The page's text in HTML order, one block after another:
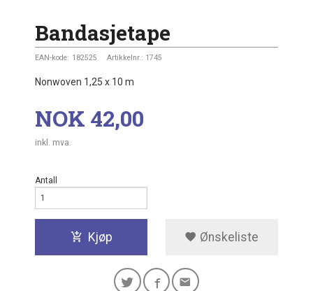
Bandasjetape
EAN-kode: 182525 Artikkelnr.: 1745
Nonwoven 1,25 x 10 m
Pris
NOK 42,00
inkl. mva.
Antall
Kjøp Ønskeliste